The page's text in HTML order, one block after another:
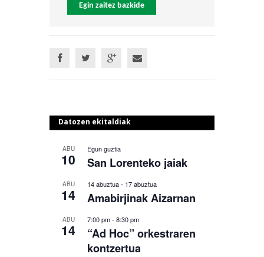
Egin zaitez bazkide
Datozen ekitaldiak
ABU
10
Egun guztia
San Lorenteko jaiak
ABU
14
14 abuztua- 17 abuztua
Amabirjinak Aizarnan
ABU
14
7:00 pm- 8:30 pm
“Ad Hoc” orkestraren
kontzertua